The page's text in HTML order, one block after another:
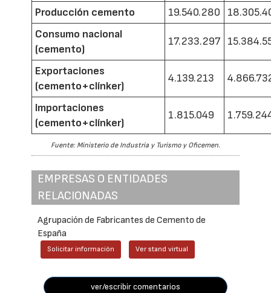
Producción cemento 19.540.280
Consumo nacional
(cemento)
17.233.297
Exportaciones
(cemento+clínker)
4.139.213
Importaciones
(cemento+clínker)
1.815.049
Fuente: Ministerio de Industria y Turismo y Oficemen.
EMPRESAS O ENTIDADES
RELACIONADAS
Agrupación de Fabricantes de Cemento de
España
Solicitar información Ver stand virtual
ver/escribir comentarios